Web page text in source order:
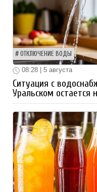
ОТКЛЮЧЕНИЕ ВОДЫ
08:28 | 5 августа
Ситуация с
Уральском остается